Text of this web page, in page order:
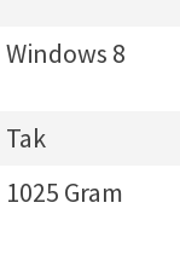
Windows 8
Tak
1025 Gram